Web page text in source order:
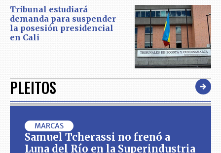
Tribunal estudiará
demanda para suspender
la posesión presidencial
en Cali
PLEITOS
MARCAS
Samuel Tcherassi no frenó a
Luna del Río en la Superindustria